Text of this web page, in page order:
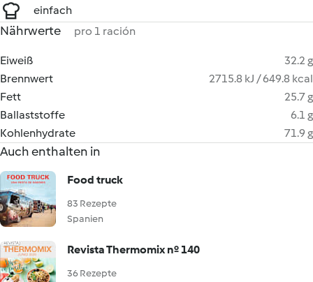
einfach
Nährwerte pro 1 ración
Eiweiß
32.2 g
Brennwert
2715.8 kJ / 649.8 kcal
Fett
25.7 g
Ballaststoffe
6.1 g
Kohlenhydrate
71.9 g
Auch enthalten in
Food truck
83 Rezepte
Spanien
Revista Thermomix nº 140
36 Rezepte